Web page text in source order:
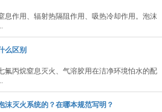
息作用、辐射热隔阻作用、吸热冷却作用。泡沫
么区别
氟丙烷窒息灭火、气溶胶用在洁净环境怕水的配
沫灭火系统的？在哪本规范写明？